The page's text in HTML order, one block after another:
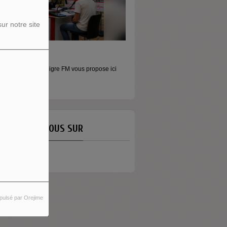
notre site
par Orejime
baladeurs Aligre FM vous propose ici
NOUS SUR